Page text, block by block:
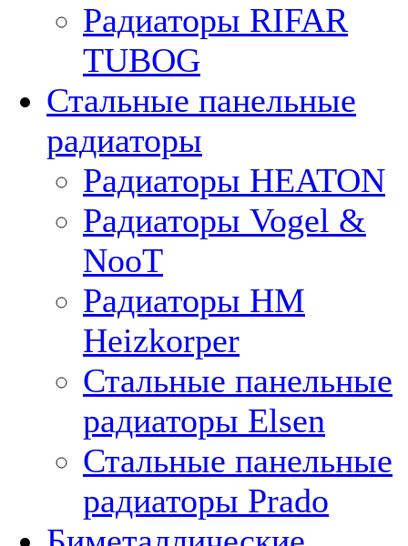
Радиаторы RIFAR
TUBOG
Стальные панельные
радиаторы
Радиаторы HEATON
Радиаторы Vogel &
NooT
Радиаторы HM
Heizkorper
Стальные панельные
радиаторы Elsen
Стальные панельные
радиаторы Prado